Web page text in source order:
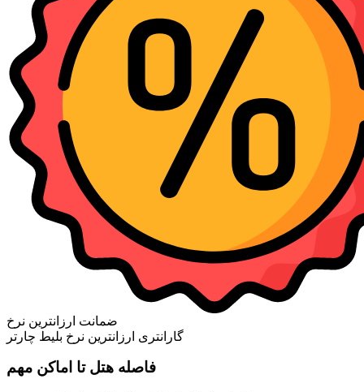
ضمانت ارزانترین نرخ
گارانتری ارزانترین نرخ بلیط چارتر
فاصله هتل تا اماکن مهم